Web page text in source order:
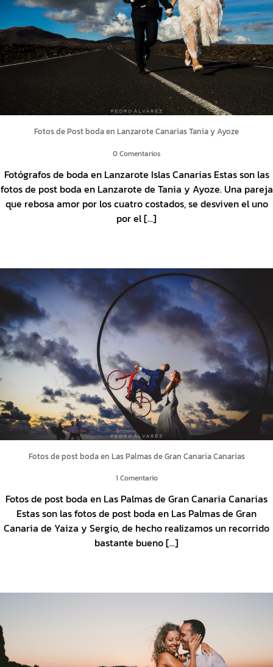
Fotos de Post boda en Lanzarote Canarias Tania y Ayoze
0 Comentarios
Fotógrafos de boda en Lanzarote Islas Canarias Estas son las
fotos de post boda en Lanzarote de Tania y Ayoze. Una pareja
que rebosa amor por los cuatro costados, se desviven el uno
por el [...]
Fotos de post boda en Las Palmas de Gran Canaria Canarias
1 Comentario
Fotos de post boda en Las Palmas de Gran Canaria Canarias
Estas son las fotos de post boda en Las Palmas de Gran
Canaria de Yaiza y Sergio, de hecho realizamos un recorrido
bastante bueno [...]